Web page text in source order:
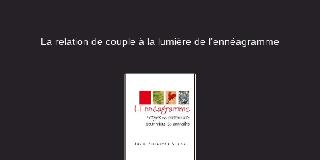
La relation de couple à la lumière de l’ennéagramme